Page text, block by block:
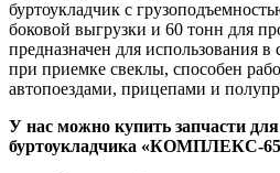
буртоукладчик с
боковой выгрузки и 60 тонн для
предназначен для использования
при приемке свеклы, способен
автопоездами, прицепами и
У нас можно купить запчасти для
буртоукладчика «КОМПЛЕКС-